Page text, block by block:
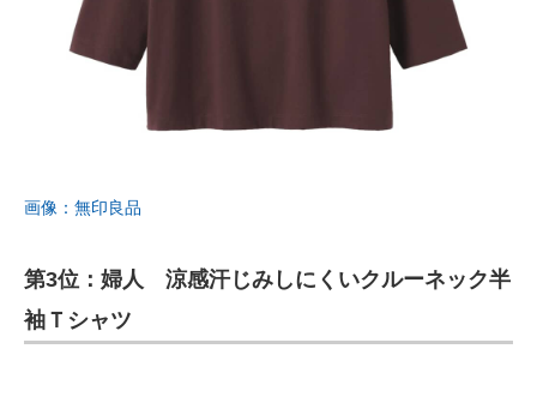
画像：無印良品
第3位：婦人 涼感汗じみしにくいクルーネック半
袖Ｔシャツ